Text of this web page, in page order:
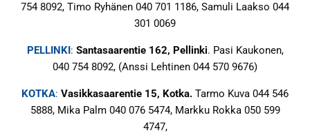
754 8092, Timo Ryhänen 040 701 1186, Samuli Laakso 044
301 0069
PELLINKI: Santasaarentie 162, Pellinki. Pasi Kaukonen,
040 754 8092, (Anssi Lehtinen 044 570 9676)
KOTKA: Vasikkasaarentie 15, Kotka. Tarmo Kuva 044 546
5888, Mika Palm 040 076 5474, Markku Rokka 050 599
4747,